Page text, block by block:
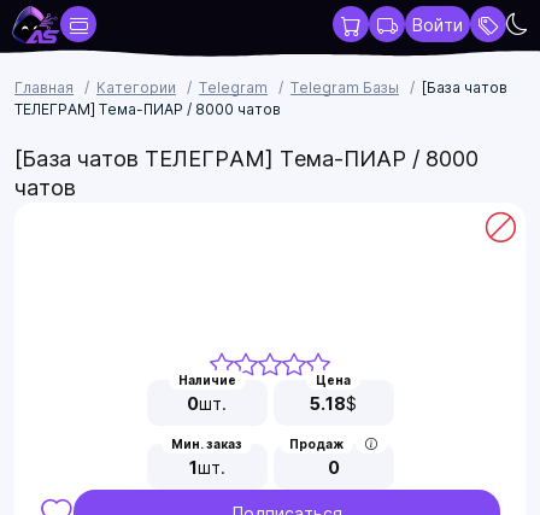
Войти
Главная Категории Telegram Telegram Базы
[База чатов
ТЕЛЕГРАМ] Тема-ПИАР / 8000 чатов
[База чатов ТЕЛЕГРАМ] Тема-ПИАР / 8000
чатов
Наличие
0шт.
Цена
5.18$
Мин. заказ
1шт.
Продаж
0